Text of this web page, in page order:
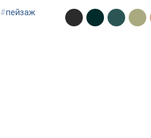
#пейзаж